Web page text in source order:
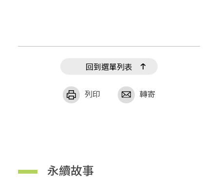
回到選單列表
列印 轉寄
永續故事